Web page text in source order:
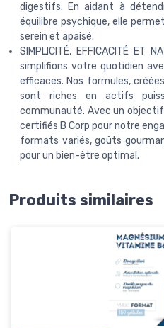
digestifs. En aidant à
équilibre psychique, elle
serein et apaisé.
SIMPLICITÉ, EFFICACITÉ ET
simplifions votre quotidien
efficaces. Nos formules,
sont riches en actifs
communauté. Avec un objectif
certifiés B Corp pour notre
formats variés, goûts
pour un bien-être optimal.
Produits similaires